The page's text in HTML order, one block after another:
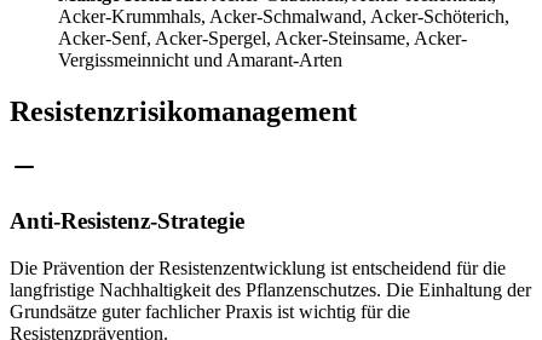
Acker-Krummhals, Acker-Schmalwand, Acker-Schöterich,
Acker-Senf, Acker-Spergel, Acker-Steinsame, Acker-
Vergissmeinnicht und Amarant-Arten
Resistenzrisikomanagement
Anti-Resistenz-Strategie
Die Prävention der Resistenzentwicklung ist entscheidend für die
langfristige Nachhaltigkeit des Pflanzenschutzes. Die Einhaltung der
Grundsätze guter fachlicher Praxis ist wichtig für die
Resistenzprävention.